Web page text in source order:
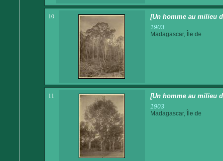
10 [Un homme au milieu
1903
Madagascar, Île de
11 [Un homme au milieu
1903
Madagascar, Île de